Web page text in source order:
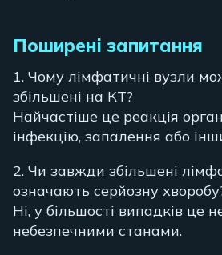
Поширені запитання
1. Чому лімфатичні вузли
збільшені на КТ?
Найчастіше це реакція
інфекцію, запалення або
2. Чи завжди збільшені
означають серйозну
Ні, у більшості випадків це
небезпечними станами.